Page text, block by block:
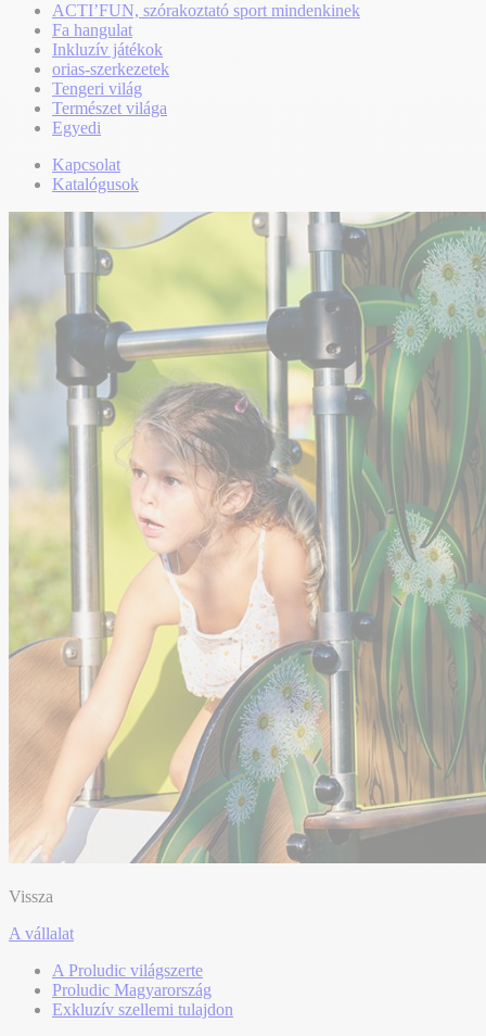
ACTI’FUN, szórakoztató sport mindenkinek
Fa hangulat
Inkluzív játékok
orias-szerkezetek
Tengeri világ
Természet világa
Egyedi
Kapcsolat
Katalógusok
Vissza
A vállalat
A Proludic világszerte
Proludic Magyarország
Exkluzív szellemi tulajdon